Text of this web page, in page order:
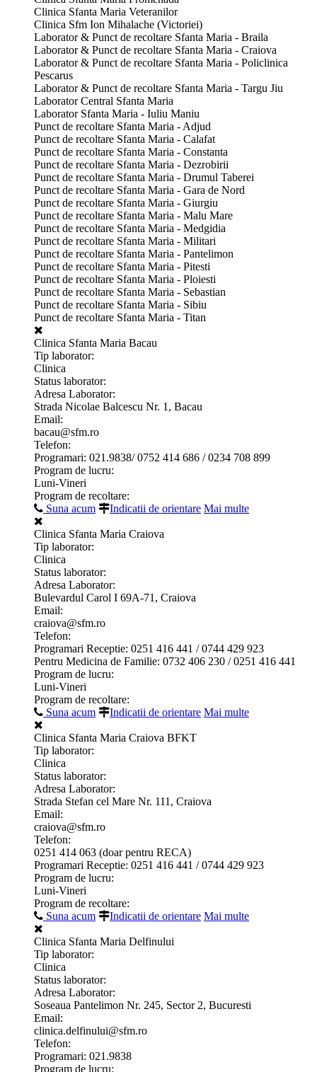
Clinica Sfanta Maria Veteranilor
Clinica Sfm Ion Mihalache (Victoriei)
Laborator & Punct de recoltare Sfanta Maria - Braila
Laborator & Punct de recoltare Sfanta Maria - Craiova
Laborator & Punct de recoltare Sfanta Maria - Policlinica
Pescarus
Laborator & Punct de recoltare Sfanta Maria - Targu Jiu
Laborator Central Sfanta Maria
Laborator Sfanta Maria - Iuliu Maniu
Punct de recoltare Sfanta Maria - Adjud
Punct de recoltare Sfanta Maria - Calafat
Punct de recoltare Sfanta Maria - Constanta
Punct de recoltare Sfanta Maria - Dezrobirii
Punct de recoltare Sfanta Maria - Drumul Taberei
Punct de recoltare Sfanta Maria - Gara de Nord
Punct de recoltare Sfanta Maria - Giurgiu
Punct de recoltare Sfanta Maria - Malu Mare
Punct de recoltare Sfanta Maria - Medgidia
Punct de recoltare Sfanta Maria - Militari
Punct de recoltare Sfanta Maria - Pantelimon
Punct de recoltare Sfanta Maria - Pitesti
Punct de recoltare Sfanta Maria - Ploiesti
Punct de recoltare Sfanta Maria - Sebastian
Punct de recoltare Sfanta Maria - Sibiu
Punct de recoltare Sfanta Maria - Titan
Clinica Sfanta Maria Bacau
Tip laborator:
Clinica
Status laborator:
Adresa Laborator:
Strada Nicolae Balcescu Nr. 1, Bacau
Email:
bacau@sfm.ro
Telefon:
Programari: 021.9838/ 0752 414 686 / 0234 708 899
Program de lucru:
Luni-Vineri
Program de recoltare:
Suna acum
Indicatii de orientare Mai multe
Clinica Sfanta Maria Craiova
Tip laborator:
Clinica
Status laborator:
Adresa Laborator:
Bulevardul Carol I 69A-71, Craiova
Email:
craiova@sfm.ro
Telefon:
Programari Receptie: 0251 416 441 / 0744 429 923
Pentru Medicina de Familie: 0732 406 230 / 0251 416 441
Program de lucru:
Luni-Vineri
Program de recoltare:
Suna acum
Indicatii de orientare Mai multe
Clinica Sfanta Maria Craiova BFKT
Tip laborator:
Clinica
Status laborator:
Adresa Laborator:
Strada Stefan cel Mare Nr. 111, Craiova
Email:
craiova@sfm.ro
Telefon:
0251 414 063 (doar pentru RECA)
Programari Receptie: 0251 416 441 / 0744 429 923
Program de lucru:
Luni-Vineri
Program de recoltare:
Suna acum
Indicatii de orientare Mai multe
Clinica Sfanta Maria Delfinului
Tip laborator:
Clinica
Status laborator:
Adresa Laborator:
Soseaua Pantelimon Nr. 245, Sector 2, Bucuresti
Email:
clinica.delfinului@sfm.ro
Telefon:
Programari: 021.9838
Program de lucru: